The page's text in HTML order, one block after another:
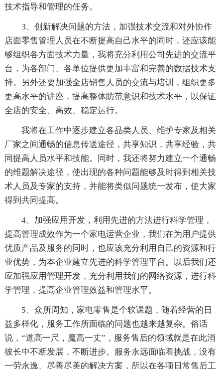
技术指导和管理的任务。
3、创新解决问题的方法，加强技术交流和对外协作
店面零售管理人员在不断提高自己水平的同时，还应该能
够组织各方面技术力量，我将充分利用公司先进的交流平
台，为各部门、各单位提供更加丰富和完善的数据技术支
持。另外还要加强全店销售人员的交流与培训，组织更多
更高水平的讲座，提高整体防范意识和技术水平，以保证
全店的安全、高效、稳定运行。
我将在工作中逐步建立各品类人员、维护专家及相关
厂家之间通畅的信息传送途径，共享知识，共享经验，共
同提高人员水平和技能。同时，我还将努力建立一个通畅
的维题解决途径，使出现的各种问题能够及时得到相关技
术人员及专家的支持，并能将类似问题统一发布，使大家
得到共同提高。
4、加强应用开发，利用先进的方法进行科学管理，
提高管理成效作为一个家电运营企业，我们在为用户提供
优质产品及服务的同时，也应该充分利用自己的资源和行
业优势，为本企业建立先进的科学管理平台。以后我们还
应加强应用管理开发，充分利用我们的网络资源，进行科
学管理，提高企业管理效益和管理水平。
5、众所周知，家电零售是个软课题，随着经营的日
益多样化，服务工作所面临的问题也越来越复杂。俗话
说，“道高一尺，魔高一丈”，服务售后的领域就是在此消
彼长中不断发展，不断进步。服务永远面临着挑战，没有
一劳永逸、尽善尽美的解决方案，所以在各项日常售后工